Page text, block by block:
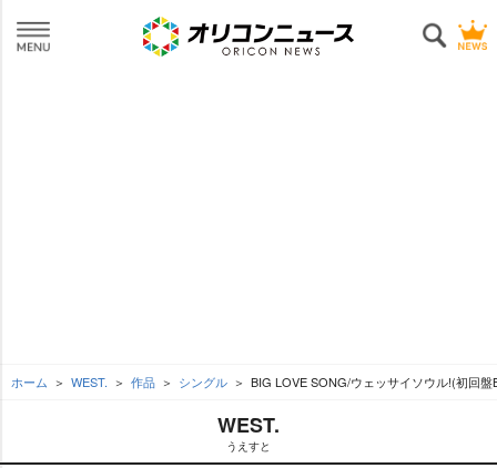
ホーム WEST. 作品 シングル BIG LOVE SONG/ウェッサイソウル!(初回盤
WEST.
うえすと